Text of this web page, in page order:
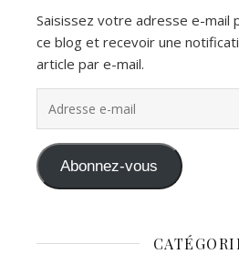
Saisissez votre adresse e-mail
ce blog et recevoir une
article par e-mail.
Abonnez-vous